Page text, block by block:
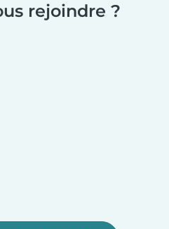
rejoindre ?